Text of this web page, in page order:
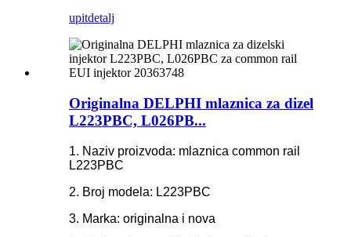
upitdetalj
Originalna DELPHI mlaznica za dizel
L223PBC, L026PB...
1. Naziv proizvoda: mlaznica common rail
L223PBC
2. Broj modela: L223PBC
3. Marka: originalna i nova